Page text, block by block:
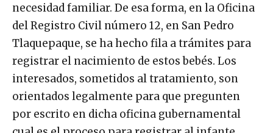
necesidad familiar. De esa forma, en la Oficina
del Registro Civil número 12, en San Pedro
Tlaquepaque, se ha hecho fila a trámites para
registrar el nacimiento de estos bebés. Los
interesados, sometidos al tratamiento, son
orientados legalmente para que pregunten
por escrito en dicha oficina gubernamental